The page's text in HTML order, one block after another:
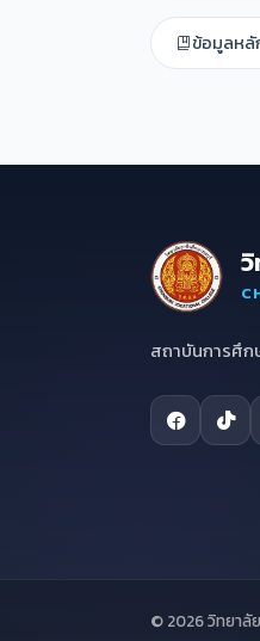
ข้อมูลห
สถาบันการศึก
© 2026 วิทยาลั